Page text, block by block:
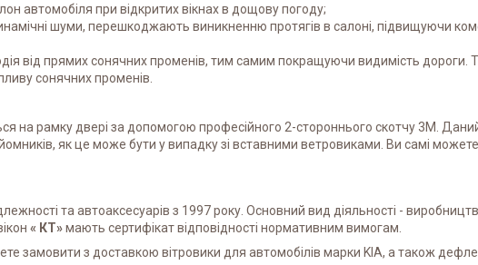
автомобіля при відкритих вікнах в дощову погоду;
шуми, перешкоджають виникненню протягів в салоні, підвищуючи
від прямих сонячних променів, тим самим покращуючи видимість
сонячних променів.
на рамку двері за допомогою професійного 2-стороннього скотчу 3M.
як це може бути у випадку зі вставними ветровиками. Ви самі
та автоаксесуарів з 1997 року. Основний вид діяльності -
« КТ»мають сертифікат відповідності нормативним вимогам.
замовити з доставкою вітровики для автомобілів марки KIA, а також